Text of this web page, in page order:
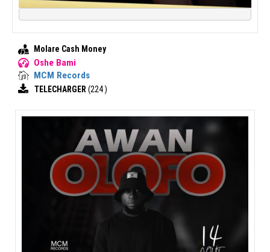
Molare Cash Money
Oshe Bami
MCM Records
TELECHARGER (224 )